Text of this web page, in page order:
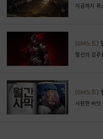
[GM노트]
멸신의 갑주
[GM노트]
시원한 바닷